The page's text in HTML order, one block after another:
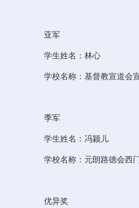
亚军
学生姓名：林心
学校名称：基督教宣道会
季军
学生姓名：冯颍儿
学校名称：元朗路德会西
优异奖